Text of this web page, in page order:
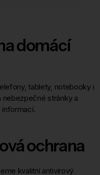
domácí
tablety, notebooky i
stránky a
informací.
ochrana
kvalitní antivirový